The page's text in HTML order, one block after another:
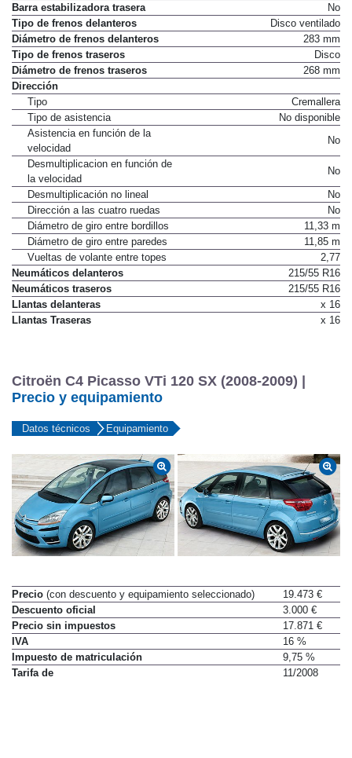
Barra estabilizadora trasera
No
Tipo de frenos delanteros
Disco ventilado
Diámetro de frenos delanteros
283 mm
Tipo de frenos traseros
Disco
Diámetro de frenos traseros
268 mm
Dirección
Tipo
Cremallera
Tipo de asistencia
No disponible
Asistencia en función de la
velocidad
No
Desmultiplicacion en función de
la velocidad
No
Desmultiplicación no lineal
No
Dirección a las cuatro ruedas
No
Diámetro de giro entre bordillos
11,33 m
Diámetro de giro entre paredes
11,85 m
Vueltas de volante entre topes
2,77
Neumáticos delanteros
215/55 R16
Neumáticos traseros
215/55 R16
Llantas delanteras
x 16
Llantas Traseras
x 16
Citroën C4 Picasso VTi 120 SX (2008-2009) |
Precio y equipamiento
Datos técnicos Equipamiento
Precio (con descuento y equipamiento seleccionado)
19.473 €
Descuento oficial
3.000 €
Precio sin impuestos
17.871 €
IVA
16 %
Impuesto de matriculación
9,75 %
Tarifa de
11/2008